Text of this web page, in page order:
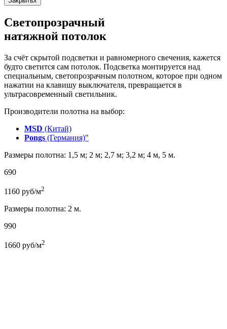
Светопрозрачный
натяжной потолок
За счёт скрытой подсветки и равномерного свечения, кажется
будто светится сам потолок. Подсветка монтируется над
специальным, светопрозрачным полотном, которое при одном
нажатии на клавишу выключателя, превращается в
ультрасовременный светильник.
Производители полотна на выбор:
MSD (Китай)
Pongs (Германия)"
Размеры полотна: 1,5 м; 2 м; 2,7 м; 3,2 м; 4 м, 5 м.
690
1160 руб/м2
Размеры полотна: 2 м.
990
1660 руб/м2